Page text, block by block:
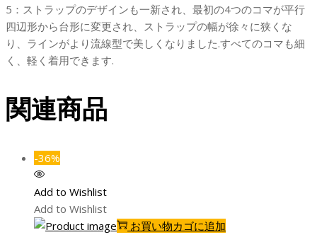
5：ストラップのデザインも一新され、最初の4つのコマが平行
四辺形から台形に変更され、ストラップの幅が徐々に狭くな
り、ラインがより流線型で美しくなりました.すべてのコマも細
く、軽く着用できます.
関連商品
-36%
Add to Wishlist
Add to Wishlist
お買い物カゴに追加